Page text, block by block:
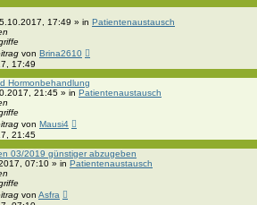
17:49 » in Patientenaustausch
von Brina2610
17:49
Hormonbehandlung
21:45 » in Patientenaustausch
von Mausi4
21:45
03/2019 günstiger abzugeben
07:10 » in Patientenaustausch
von Asfra